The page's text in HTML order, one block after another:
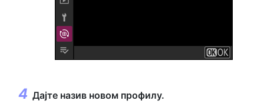
Дајте назив новом профилу.